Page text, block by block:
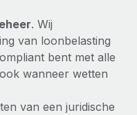
. Wij
van loonbelasting
bent met alle
wanneer wetten
van een juridische